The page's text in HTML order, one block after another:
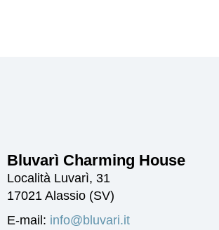
Bluvarì Charming House
Località Luvarì, 31
17021 Alassio (SV)
E-mail: info@bluvari.it